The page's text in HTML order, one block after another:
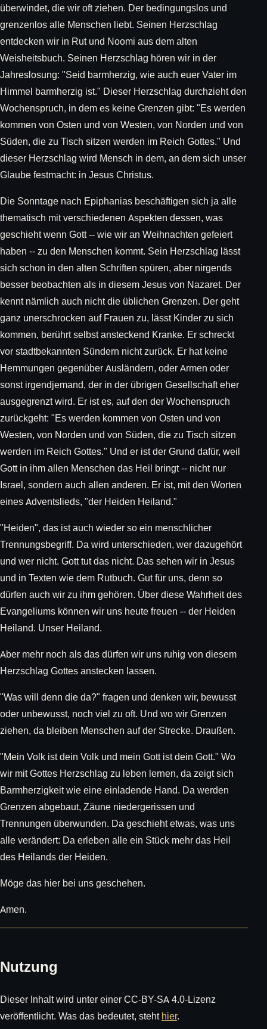
überwindet, die wir oft ziehen. Der bedingungslos und
grenzenlos alle Menschen liebt. Seinen Herzschlag
entdecken wir in Rut und Noomi aus dem alten
Weisheitsbuch. Seinen Herzschlag hören wir in der
Jahreslosung: "Seid barmherzig, wie auch euer Vater im
Himmel barmherzig ist." Dieser Herzschlag durchzieht den
Wochenspruch, in dem es keine Grenzen gibt: "Es werden
kommen von Osten und von Westen, von Norden und von
Süden, die zu Tisch sitzen werden im Reich Gottes." Und
dieser Herzschlag wird Mensch in dem, an dem sich unser
Glaube festmacht: in Jesus Christus.
Die Sonntage nach Epiphanias beschäftigen sich ja alle
thematisch mit verschiedenen Aspekten dessen, was
geschieht wenn Gott -- wie wir an Weihnachten gefeiert
haben -- zu den Menschen kommt. Sein Herzschlag lässt
sich schon in den alten Schriften spüren, aber nirgends
besser beobachten als in diesem Jesus von Nazaret. Der
kennt nämlich auch nicht die üblichen Grenzen. Der geht
ganz unerschrocken auf Frauen zu, lässt Kinder zu sich
kommen, berührt selbst ansteckend Kranke. Er schreckt
vor stadtbekannten Sündern nicht zurück. Er hat keine
Hemmungen gegenüber Ausländern, oder Armen oder
sonst irgendjemand, der in der übrigen Gesellschaft eher
ausgegrenzt wird. Er ist es, auf den der Wochenspruch
zurückgeht: "Es werden kommen von Osten und von
Westen, von Norden und von Süden, die zu Tisch sitzen
werden im Reich Gottes." Und er ist der Grund dafür, weil
Gott in ihm allen Menschen das Heil bringt -- nicht nur
Israel, sondern auch allen anderen. Er ist, mit den Worten
eines Adventslieds, "der Heiden Heiland."
"Heiden", das ist auch wieder so ein menschlicher
Trennungsbegriff. Da wird unterschieden, wer dazugehört
und wer nicht. Gott tut das nicht. Das sehen wir in Jesus
und in Texten wie dem Rutbuch. Gut für uns, denn so
dürfen auch wir zu ihm gehören. Über diese Wahrheit des
Evangeliums können wir uns heute freuen -- der Heiden
Heiland. Unser Heiland.
Aber mehr noch als das dürfen wir uns ruhig von diesem
Herzschlag Gottes anstecken lassen.
"Was will denn die da?" fragen und denken wir, bewusst
oder unbewusst, noch viel zu oft. Und wo wir Grenzen
ziehen, da bleiben Menschen auf der Strecke. Draußen.
"Mein Volk ist dein Volk und mein Gott ist dein Gott." Wo
wir mit Gottes Herzschlag zu leben lernen, da zeigt sich
Barmherzigkeit wie eine einladende Hand. Da werden
Grenzen abgebaut, Zäune niedergerissen und
Trennungen überwunden. Da geschieht etwas, was uns
alle verändert: Da erleben alle ein Stück mehr das Heil
des Heilands der Heiden.
Möge das hier bei uns geschehen.
Amen.
Nutzung
Dieser Inhalt wird unter einer CC-BY-SA 4.0-Lizenz
veröffentlicht. Was das bedeutet, stehthier.